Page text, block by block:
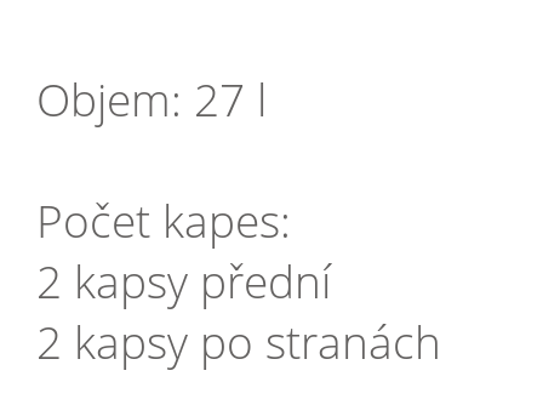
Objem: 27 l
Počet kapes:
2 kapsy přední
2 kapsy po stranách